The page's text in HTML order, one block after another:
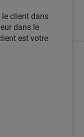
le client dans
dans le
est votre